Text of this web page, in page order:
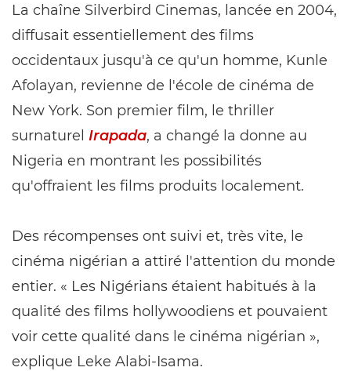
La chaîne Silverbird Cinemas, lancée en 2004,
diffusait essentiellement des films
occidentaux jusqu'à ce qu'un homme, Kunle
Afolayan, revienne de l'école de cinéma de
New York. Son premier film, le thriller
surnaturel Irapada, a changé la donne au
Nigeria en montrant les possibilités
qu'offraient les films produits localement.
Des récompenses ont suivi et, très vite, le
cinéma nigérian a attiré l'attention du monde
entier. « Les Nigérians étaient habitués à la
qualité des films hollywoodiens et pouvaient
voir cette qualité dans le cinéma nigérian »,
explique Leke Alabi-Isama.